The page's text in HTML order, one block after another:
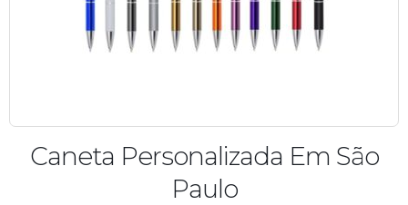
Caneta Personalizada Em São
Paulo